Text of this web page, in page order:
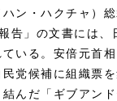
ン・ハクチャ）
告」の文書には、
いる。安倍元首
党候補に組織票
んだ「ギブアン